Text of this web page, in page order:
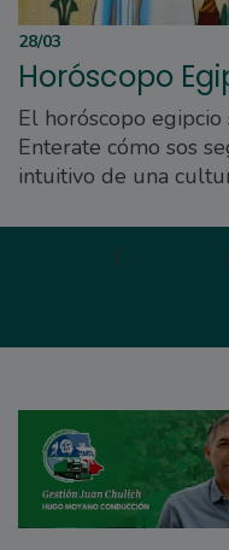
28/03
Horóscopo
El horóscopo egipcio
Enterate cómo sos
intuitivo de una
| |